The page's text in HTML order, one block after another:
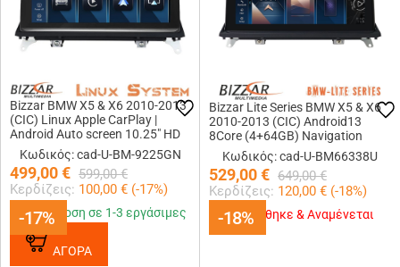
-17%
Bizzar BMW X5 & X6 2010-2013
(CIC) Linux Apple CarPlay |
Android Auto screen 10.25″ HD
Anti-reflection
Κωδικός: cad-U-BM-9225GN
499,00€ 599,00 €
Κερδίζεις: 100,00 € (-17%)
-17%
Παράδοση σε 1-3 εργάσιμες
ΑΓΟΡΑ
-18%
Bizzar Lite Series BMW X5 & X6
2010-2013 (CIC) Android13
8Core (4+64GB) Navigation
Multimedia 10.25″ HD
Κωδικός: cad-U-BM66338U
529,00€ 649,00 €
Κερδίζεις: 120,00 € (-18%)
-18%
Εξαντλήθηκε & Αναμένεται